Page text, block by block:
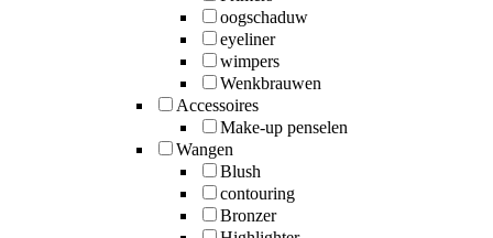
oogschaduw
eyeliner
wimpers
Wenkbrauwen
Accessoires
Make-up penselen
Wangen
Blush
contouring
Bronzer